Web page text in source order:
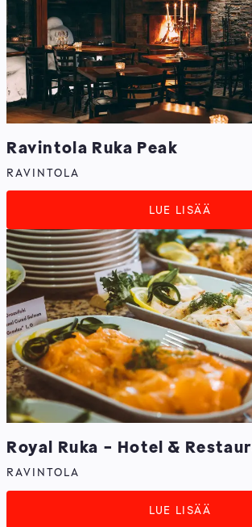
Ravintola Ruka Peak
RAVINTOLA
LUE LISÄÄ
Royal Ruka - Hotel &
RAVINTOLA
LUE LISÄÄ